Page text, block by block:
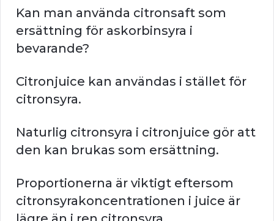
Kan man använda citronsaft som
ersättning för askorbinsyra i
bevarande?
Citronjuice kan användas i stället för
citronsyra.
Naturlig citronsyra i citronjuice gör att
den kan brukas som ersättning.
Proportionerna är viktigt eftersom
citronsyrakoncentrationen i juice är